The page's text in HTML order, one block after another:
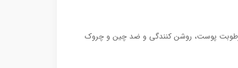
رطوبت پوست، روشن کنندگی و ضد چین و چروک